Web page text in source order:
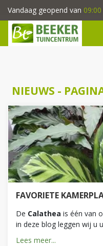
a
Vandaag geopend van 09:00
NIEUWS -
FAVORIETE
De Calathea is één van
in deze blog leggen wij u
Lees meer...